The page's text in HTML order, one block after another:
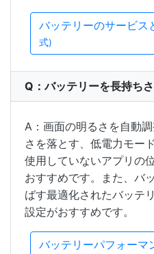
バッテリーのサービス
式)
Q：バッテリーを長持ち
A：画面の明るさを自動
さを落とす、低電力モー
使用していないアプリの
おすすめです。また、バ
ばす最適化されたバッテ
設定がおすすめです。
バッテリーパフォーマ